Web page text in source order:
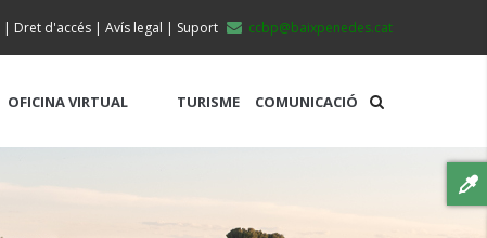
ccbp@baixpenedes.cat
| Dret d'accés | Avís legal | Suport
OFICINA VIRTUAL TURISME COMUNICACIÓ